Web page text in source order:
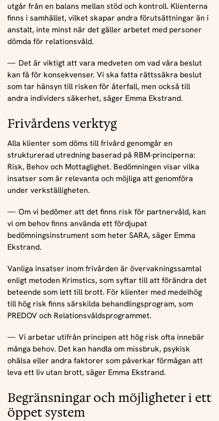
utgår från en balans mellan stöd och kontroll. Klienterna
finns i samhället, vilket skapar andra förutsättningar än i
anstalt, inte minst när det gäller arbetet med personer
dömda för relationsvåld.
Det är viktigt att vara medveten om vad våra beslut
kan få för konsekvenser. Vi ska fatta rättssäkra beslut
som tar hänsyn till risken för återfall, men också till
andra individers säkerhet, säger Emma Ekstrand.
Frivårdens verktyg
Alla klienter som döms till frivård genomgår en
strukturerad utredning baserad på RBM-principerna:
Risk, Behov och Mottaglighet. Bedömningen visar vilka
insatser som är relevanta och möjliga att genomföra
under verkställigheten.
Om vi bedömer att det finns risk för partnervåld, kan
vi om behov finns använda ett fördjupat
bedömningsinstrument som heter SARA, säger Emma
Ekstrand.
Vanliga insatser inom frivården är övervakningssamtal
enligt metoden Krimstics, som syftar till att förändra det
beteende som lett till brott. För klienter med medelhög
till hög risk finns särskilda behandlingsprogram, som
PREDOV och Relationsvåldsprogrammet.
Vi arbetar utifrån principen att hög risk ofta innebär
många behov. Det kan handla om missbruk, psykisk
ohälsa eller andra faktorer som påverkar förmågan att
leva ett liv utan brott, säger Emma Ekstrand.
Begränsningar och möjligheter i ett
öppet system